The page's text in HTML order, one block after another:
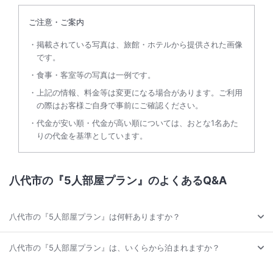
ご注意・ご案内
掲載されている写真は、旅館・ホテルから提供された画像
です。
食事・客室等の写真は一例です。
上記の情報、料金等は変更になる場合があります。ご利用
の際はお客様ご自身で事前にご確認ください。
代金が安い順・代金が高い順については、おとな1名あた
りの代金を基準としています。
八代市の『5人部屋プラン』のよくあるQ&A
八代市の『5人部屋プラン』は何軒ありますか？
八代市の『5人部屋プラン』は、いくらから泊まれますか？